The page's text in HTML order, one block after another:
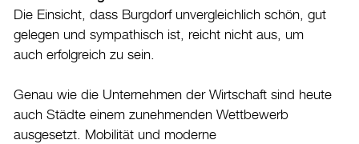
Datenschutz
Politik
Wirtschaft
Die Einsicht, dass Burgdorf unvergleichlich schön, gut
gelegen und sympathisch ist, reicht nicht aus, um
auch erfolgreich zu sein.
Genau wie die Unternehmen der Wirtschaft sind heute
auch Städte einem zunehmenden Wettbewerb
ausgesetzt. Mobilität und moderne